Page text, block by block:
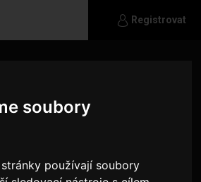
soubory
používají soubory
Registrovat